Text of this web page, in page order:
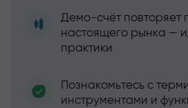
Демо-счёт повторяет
настоящего рынка —
практики
Познакомьтесь с
инструментами и